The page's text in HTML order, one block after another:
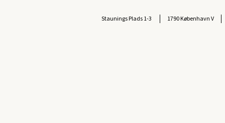
Staunings Plads 1-3 1790 København V